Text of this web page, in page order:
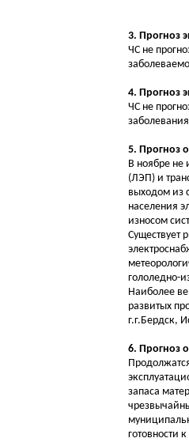
3. Прогноз
ЧС не
4. Прогноз
ЧС не
5. Прогноз
В ноябре не
(ЛЭП) и
выходом из
населения
износом
Существует
гололедно-
Наиболее
развитых
г.г.Бердск,
6. Прогноз
запаса
готовности